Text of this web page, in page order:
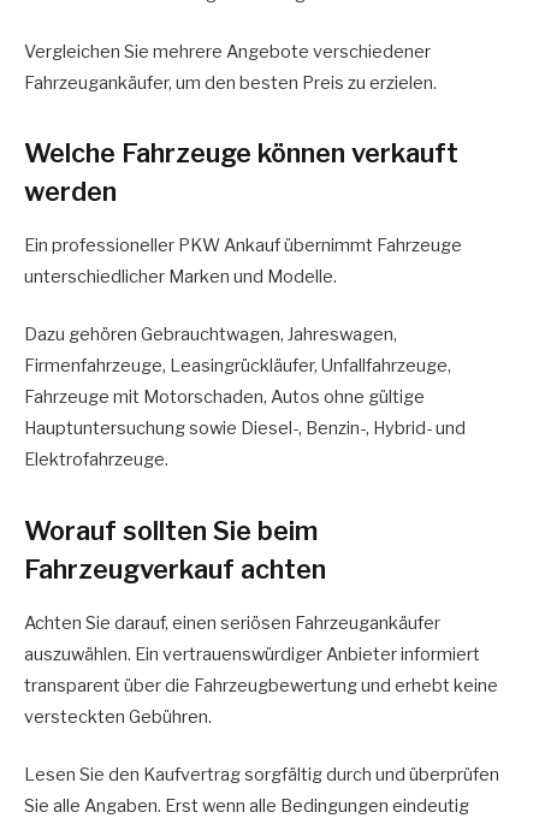
Vergleichen Sie mehrere Angebote verschiedener
Fahrzeugankäufer, um den besten Preis zu erzielen.
Welche Fahrzeuge können verkauft
werden
Ein professioneller PKW Ankauf übernimmt Fahrzeuge
unterschiedlicher Marken und Modelle.
Dazu gehören Gebrauchtwagen, Jahreswagen,
Firmenfahrzeuge, Leasingrückläufer, Unfallfahrzeuge,
Fahrzeuge mit Motorschaden, Autos ohne gültige
Hauptuntersuchung sowie Diesel-, Benzin-, Hybrid- und
Elektrofahrzeuge.
Worauf sollten Sie beim
Fahrzeugverkauf achten
Achten Sie darauf, einen seriösen Fahrzeugankäufer
auszuwählen. Ein vertrauenswürdiger Anbieter informiert
transparent über die Fahrzeugbewertung und erhebt keine
versteckten Gebühren.
Lesen Sie den Kaufvertrag sorgfältig durch und überprüfen
Sie alle Angaben. Erst wenn alle Bedingungen eindeutig